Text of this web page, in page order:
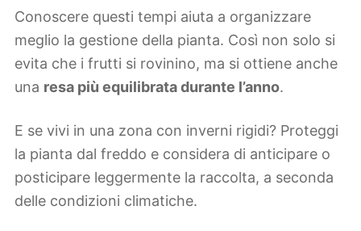
Conoscere questi tempi aiuta a organizzare
meglio la gestione della pianta. Così non solo si
evita che i frutti si rovinino, ma si ottiene anche
una resa più equilibrata durante l’anno.
E se vivi in una zona con inverni rigidi? Proteggi
la pianta dal freddo e considera di anticipare o
posticipare leggermente la raccolta, a seconda
delle condizioni climatiche.